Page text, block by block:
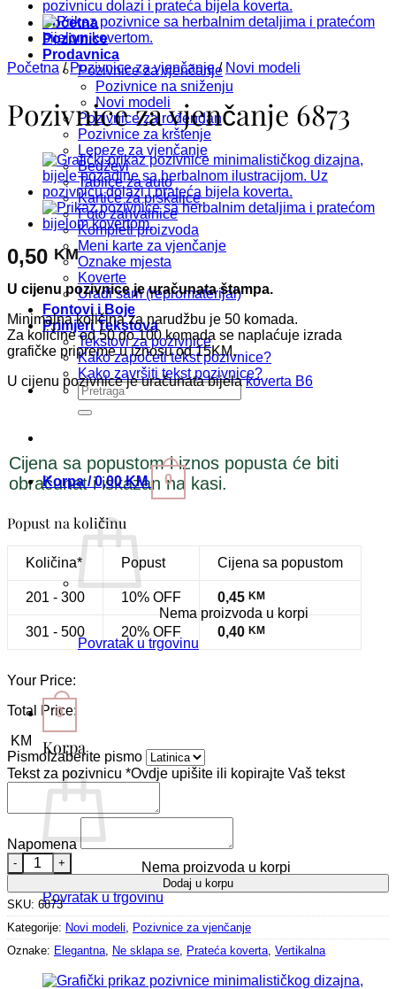
Početna
Pozivnice
Prodavnica
Pozivnice za vjenčanje
Pozivnice na sniženju
Novi modeli
Pozivnice za rođendan
Pozivnice za krštenje
Lepeze za vjenčanje
Bedževi
Tablice za auto
Kartice za prskalice
Foto zahvalnice
Kompleti proizvoda
Meni karte za vjenčanje
Oznake mjesta
Koverte
Uradi sam (repromaterijal)
Fontovi i Boje
Primjeri Tekstova
Tekstovi za pozivnice
Kako započeti tekst pozivnice?
Kako završiti tekst pozivnice?
Pretraži:
Korpa /0,00KM 0
Nema proizvoda u korpi
Povratak u trgovinu
0
Korpa
Nema proizvoda u korpi
Povratak u trgovinu
Početna / Pozivnice za vjenčanje / Novi modeli
Pozivnice za vjenčanje 6873
0,50 KM
U cijenu pozivnice je uračunata štampa.
Minimalna količina za narudžbu je 50 komada.
Za količine od 50 do 100 komada se naplaćuje izrada
grafičke pripreme u iznosu od 15KM.
U cijenu pozivnice je uračunata bijelakoverta B6
Cijena sa popustom i iznos popusta će biti
obračunat i iskazan na kasi.
Popust na količinu
Količina* Popust Cijena sa popustom
201 - 300 10% OFF 0,45 KM
301 - 500 20% OFF 0,40 KM
Your Price:
Total Price:
KM
PismoIzaberite pismo
Tekst za pozivnicu *Ovdje upišite ili kopirajte Vaš tekst
Napomena
Pozivnice za vjenčanje 6873 količina
Dodaj u korpu
SKU: 6873
Kategorije: Novi modeli
Pozivnice za vjenčanje
Oznake: Elegantna Ne sklapa se Prateća koverta Vertikalna